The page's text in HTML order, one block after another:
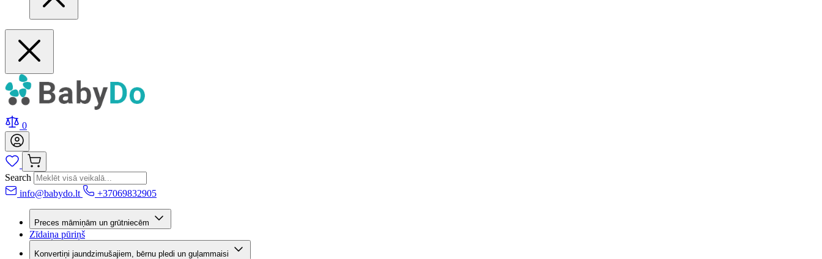
0
Search
info@babydo.lt
+37069832905
Preces māmiņām un grūtniecēm
Zīdaiņa pūriņš
Konvertiņi jaundzimušajiem, bērnu pledi un guļammaisi